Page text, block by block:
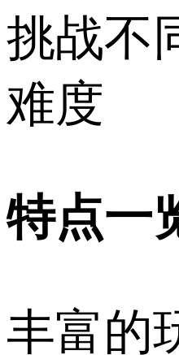
挑战不
难度
特点一
丰富的